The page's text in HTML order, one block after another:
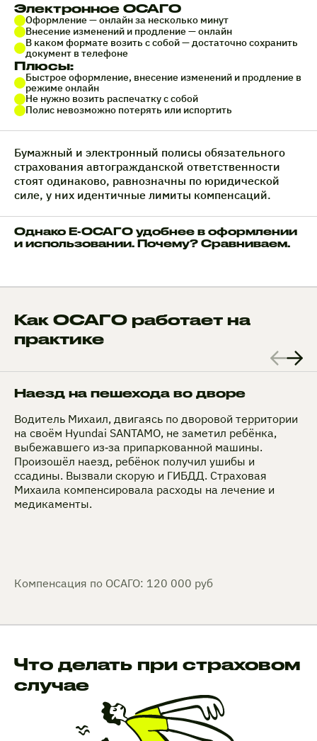
Электронное ОСАГО
Оформление — онлайн за несколько минут
Внесение изменений и продление — онлайн
В каком формате возить с собой — достаточно сохранить
документ в телефоне
Плюсы:
Быстрое оформление, внесение изменений и продление в
режиме онлайн
Не нужно возить распечатку с собой
Полис невозможно потерять или испортить
Бумажный и электронный полисы обязательного
страхования автогражданской ответственности
стоят одинаково, равнозначны по юридической
силе, у них идентичные лимиты компенсаций.
Однако Е-ОСАГО удобнее в оформлении
и использовании. Почему? Сравниваем.
Как ОСАГО работает на
практике
Наезд на пешехода во дворе
Водитель Михаил, двигаясь по дворовой территории
на своём Hyundai SANTAMO, не заметил ребёнка,
выбежавшего из‑за припаркованной машины.
Произошёл наезд, ребёнок получил ушибы и
ссадины. Вызвали скорую и ГИБДД. Страховая
Михаила компенсировала расходы на лечение и
медикаменты.
Компенсация по ОСАГО: 120 000 руб
Что делать при страховом
случае